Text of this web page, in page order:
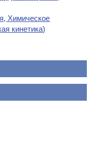
Химическое
кинетика)